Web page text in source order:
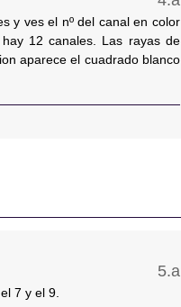
y ves el nº del canal en color
12 canales. Las rayas de
aparece el cuadrado blanco
7 y el 9.